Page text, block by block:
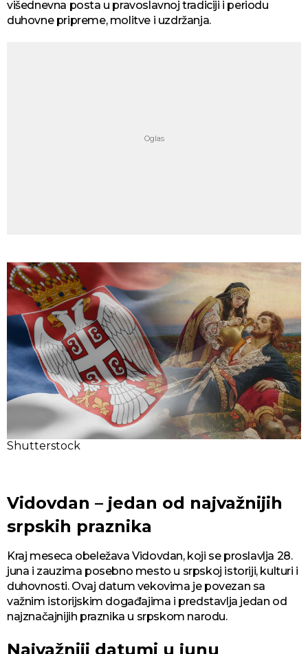
višednevna posta u pravoslavnoj tradiciji i periodu
duhovne pripreme, molitve i uzdržanja.
Shutterstock
Vidovdan – jedan od najvažnijih
srpskih praznika
Kraj meseca obeležava Vidovdan, koji se proslavlja 28.
juna i zauzima posebno mesto u srpskoj istoriji, kulturi i
duhovnosti. Ovaj datum vekovima je povezan sa
važnim istorijskim događajima i predstavlja jedan od
najznačajnijih praznika u srpskom narodu.
Najvažniji datumi u junu